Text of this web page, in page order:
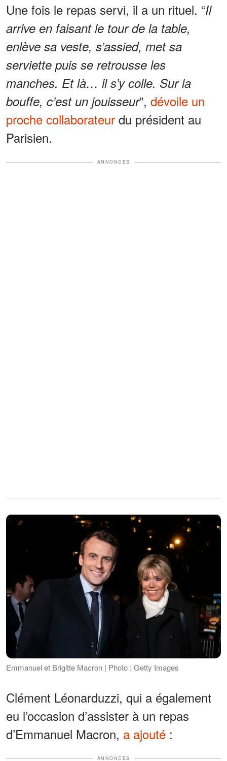
Une fois le repas servi, il a un rituel. “Il
arrive en faisant le tour de la table,
enlève sa veste, s’assied, met sa
serviette puis se retrousse les
manches. Et là… il s’y colle. Sur la
bouffe, c’est un jouisseur”, dévoile un
proche collaborateur du président au
Parisien.
ANNONCES
Emmanuel et Brigitte Macron | Photo : Getty Images
Clément Léonarduzzi, qui a également
eu l’occasion d’assister à un repas
d’Emmanuel Macron, a ajouté :
ANNONCES